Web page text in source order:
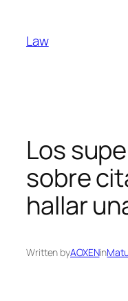
content
Law
Los
sobre
hallar
Written byAOXENin